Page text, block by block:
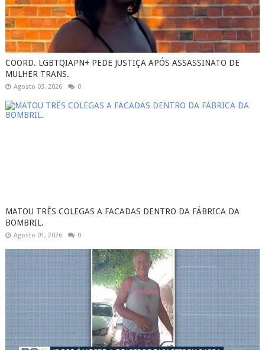
COORD. LGBTQIAPN+ PEDE JUSTIÇA APÓS ASSASSINATO DE
MULHER TRANS.
Agosto 03, 2026 0
MATOU TRÊS COLEGAS A FACADAS DENTRO DA FÁBRICA DA
BOMBRIL.
Agosto 01, 2026 0